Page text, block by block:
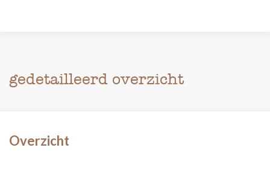
gedetailleerd overzicht
Overzicht